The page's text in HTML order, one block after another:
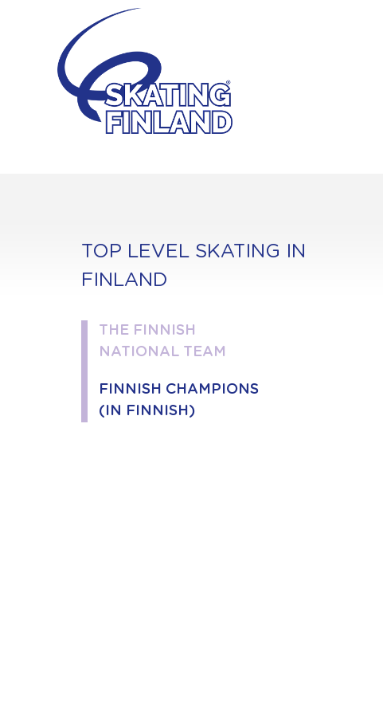
TOP LEVEL SKATING IN
FINLAND
THE FINNISH
NATIONAL TEAM
FINNISH CHAMPIONS
(IN FINNISH)